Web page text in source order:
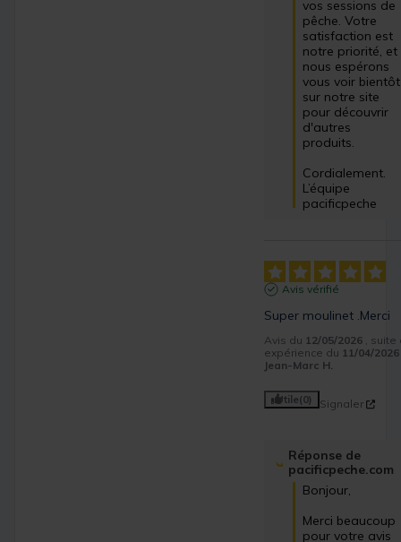
vos sessions de
pêche. Votre
satisfaction est
notre priorité, et
nous espérons
vous voir bientôt
sur notre site
pour découvrir
d'autres
produits.
Cordialement.
L’équipe
pacificpeche
Avis vérifié
Super moulinet .Merci
Avis du 12/05/2026 , suite
expérience du 11/04/2026
Jean-Marc H.
Utile(0) Signaler
Réponse de
pacificpeche.com
Bonjour,
Merci beaucoup
pour votre avis